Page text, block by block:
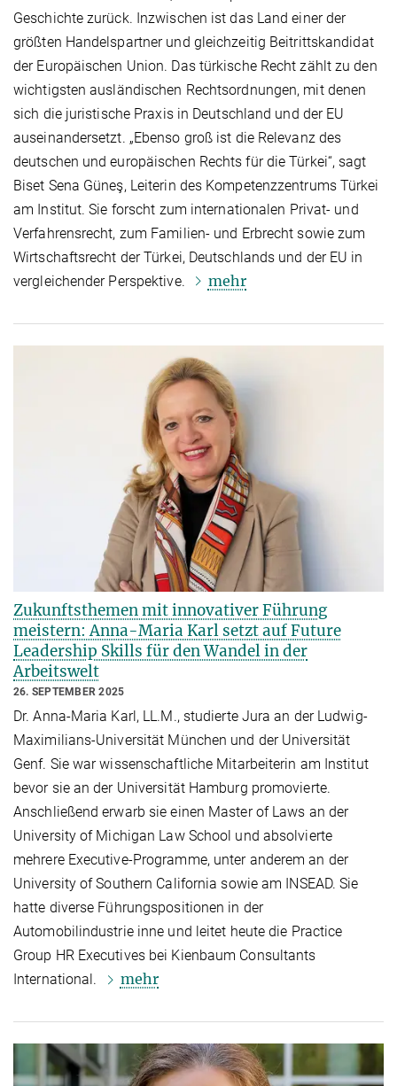
Geschichte zurück. Inzwischen ist das Land einer der
größten Handelspartner und gleichzeitig Beitrittskandidat
der Europäischen Union. Das türkische Recht zählt zu den
wichtigsten ausländischen Rechtsordnungen, mit denen
sich die juristische Praxis in Deutschland und der EU
auseinandersetzt. „Ebenso groß ist die Relevanz des
deutschen und europäischen Rechts für die Türkei“, sagt
Biset Sena Güneş, Leiterin des Kompetenzzentrums Türkei
am Institut. Sie forscht zum internationalen Privat- und
Verfahrensrecht, zum Familien- und Erbrecht sowie zum
Wirtschaftsrecht der Türkei, Deutschlands und der EU in
vergleichender Perspektive.
mehr
Zukunftsthemen mit innovativer Führung
meistern: Anna-Maria Karl setzt auf Future
Leadership Skills für den Wandel in der
Arbeitswelt
26. SEPTEMBER 2025
Dr. Anna-Maria Karl, LL.M., studierte Jura an der Ludwig-
Maximilians-Universität München und der Universität
Genf. Sie war wissenschaftliche Mitarbeiterin am Institut
bevor sie an der Universität Hamburg promovierte.
Anschließend erwarb sie einen Master of Laws an der
University of Michigan Law School und absolvierte
mehrere Executive-Programme, unter anderem an der
University of Southern California sowie am INSEAD. Sie
hatte diverse Führungspositionen in der
Automobilindustrie inne und leitet heute die Practice
Group HR Executives bei Kienbaum Consultants
International.
mehr